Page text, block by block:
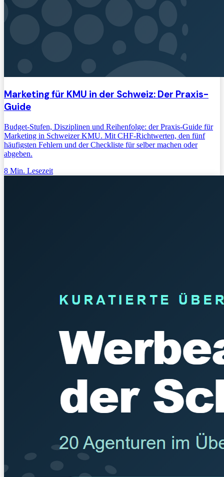
Marketing für KMU in der Schweiz: Der Praxis-
Guide
Budget-Stufen, Disziplinen und Reihenfolge: der Praxis-Guide für
Marketing in Schweizer KMU. Mit CHF-Richtwerten, den fünf
häufigsten Fehlern und der Checkliste für selber machen oder
abgeben.
8 Min. Lesezeit